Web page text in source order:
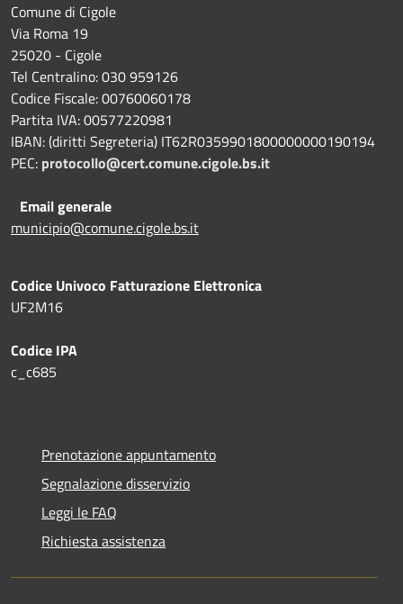
Comune di Cigole
Via Roma 19
25020 - Cigole
Tel Centralino: 030 959126
Codice Fiscale: 00760060178
Partita IVA: 00577220981
IBAN: (diritti Segreteria) IT62R0359901800000000190194
PEC: protocollo@cert.comune.cigole.bs.it
Email generale
municipio@comune.cigole.bs.it
Codice Univoco Fatturazione Elettronica
UF2M16
Codice IPA
c_c685
Prenotazione appuntamento
Segnalazione disservizio
Leggi le FAQ
Richiesta assistenza